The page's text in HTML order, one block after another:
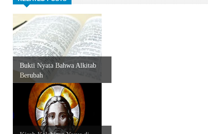
Bukti Nyata Bahwa Alkitab
Berubah